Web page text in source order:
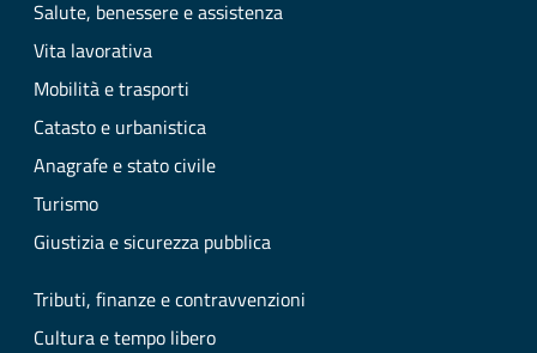
Salute, benessere e assistenza
Vita lavorativa
Mobilità e trasporti
Catasto e urbanistica
Anagrafe e stato civile
Turismo
Giustizia e sicurezza pubblica
Tributi, finanze e contravvenzioni
Cultura e tempo libero